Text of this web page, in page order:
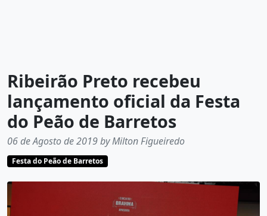
Ribeirão Preto recebeu
lançamento oficial da Festa
do Peão de Barretos
06 de Agosto de 2019 by Milton Figueiredo
Festa do Peão de Barretos